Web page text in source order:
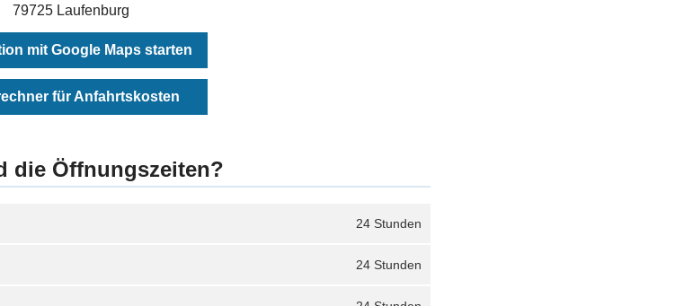
79725 Laufenburg
mit Google Maps starten
für Anfahrtskosten
die Öffnungszeiten?
24 Stunden
24 Stunden